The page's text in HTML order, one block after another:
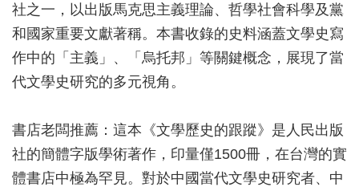
社之一，以出版馬克思主義理論、哲學社會科學及黨
和國家重要文獻著稱。本書收錄的史料涵蓋文學史寫
作中的「主義」、「烏托邦」等關鍵概念，展現了當
代文學史研究的多元視角。
書店老闆推薦：這本《文學歷史的跟蹤》是人民出版
社的簡體字版學術著作，印量僅1500冊，在台灣的實
體書店中極為罕見。對於中國當代文學史研究者、中